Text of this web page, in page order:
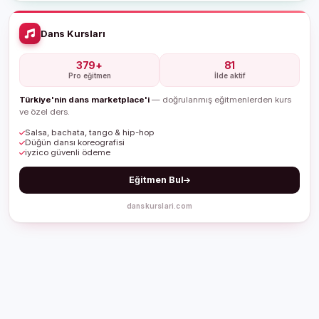
Dans Kursları
379+
Pro eğitmen
81
İlde aktif
Türkiye'nin dans marketplace'i — doğrulanmış eğitmenlerden kurs
ve özel ders.
Salsa, bachata, tango & hip-hop
Düğün dansı koreografisi
iyzico güvenli ödeme
Eğitmen Bul
danskurslari.com